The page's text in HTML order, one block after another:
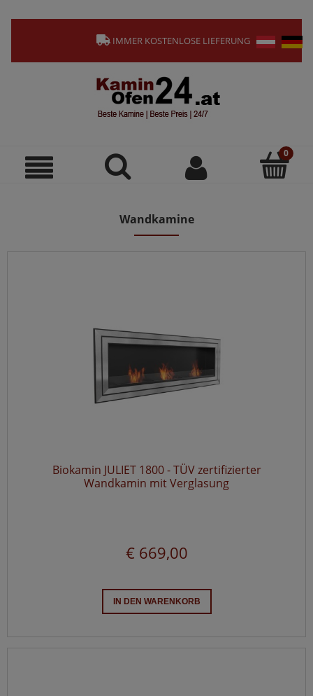
IMMER KOSTENLOSE LIEFERUNG
Wandkamine
Biokamin JULIET 1800 - TÜV zertifizierter
Wandkamin mit Verglasung
€ 669,00
IN DEN WARENKORB